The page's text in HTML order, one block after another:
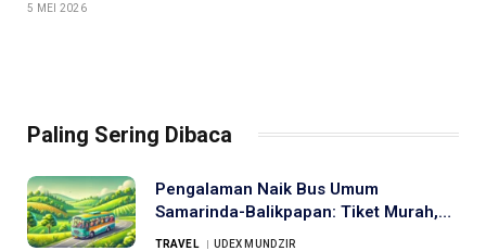
5 MEI 2026
Paling Sering Dibaca
Pengalaman Naik Bus Umum
Samarinda-Balikpapan: Tiket Murah,
Musik Dangdut, dan Jalanan
TRAVEL UDEX MUNDZIR